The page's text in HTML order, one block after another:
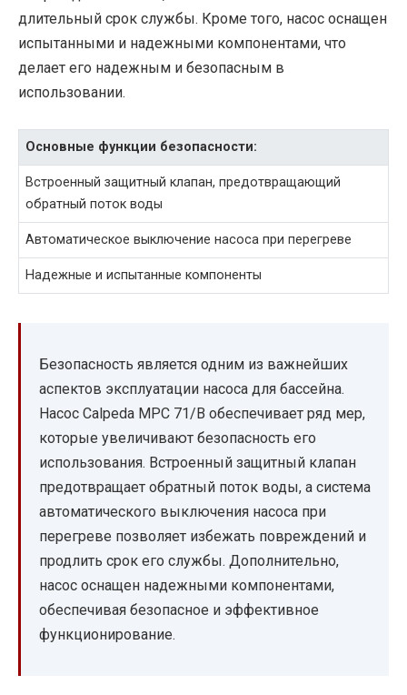
длительный срок службы. Кроме того, насос оснащен
испытанными и надежными компонентами, что
делает его надежным и безопасным в
использовании.
Основные функции безопасности:
Встроенный защитный клапан, предотвращающий
обратный поток воды
Автоматическое выключение насоса при перегреве
Надежные и испытанные компоненты
Безопасность является одним из важнейших
аспектов эксплуатации насоса для бассейна.
Насос Calpeda MPC 71/B обеспечивает ряд мер,
которые увеличивают безопасность его
использования. Встроенный защитный клапан
предотвращает обратный поток воды, а система
автоматического выключения насоса при
перегреве позволяет избежать повреждений и
продлить срок его службы. Дополнительно,
насос оснащен надежными компонентами,
обеспечивая безопасное и эффективное
функционирование.